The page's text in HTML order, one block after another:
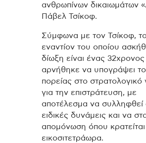
ανθρωπίνων δικαιωμάτων
Πάβελ Τσίκοφ.
Σύμφωνα με τον Τσίκοφ,
εναντίον του οποίου
δίωξη είναι ένας
αρνήθηκε να υπογράψει
πορείας στο στρατολογικό
για την επιστράτευση, με
αποτέλεσμα να συλληφθεί
ειδικές δυνάμεις και να
απομόνωση όπου
εικοσιτετράωρα.